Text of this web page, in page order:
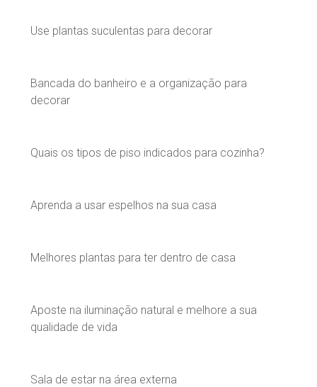
Use plantas suculentas para decorar
Bancada do banheiro e a organização para
decorar
Quais os tipos de piso indicados para cozinha?
Aprenda a usar espelhos na sua casa
Melhores plantas para ter dentro de casa
Aposte na iluminação natural e melhore a sua
qualidade de vida
Sala de estar na área externa